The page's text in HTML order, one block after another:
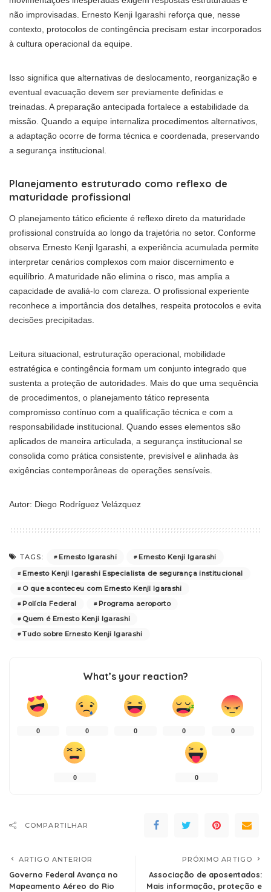
não improvisadas. Ernesto Kenji Igarashi reforça que, nesse
contexto, protocolos de contingência precisam estar incorporados
à cultura operacional da equipe.
Isso significa que alternativas de deslocamento, reorganização e
eventual evacuação devem ser previamente definidas e
treinadas. A preparação antecipada fortalece a estabilidade da
missão. Quando a equipe internaliza procedimentos alternativos,
a adaptação ocorre de forma técnica e coordenada, preservando
a segurança institucional.
Planejamento estruturado como reflexo de
maturidade profissional
O planejamento tático eficiente é reflexo direto da maturidade
profissional construída ao longo da trajetória no setor. Conforme
observa Ernesto Kenji Igarashi, a experiência acumulada permite
interpretar cenários complexos com maior discernimento e
equilíbrio. A maturidade não elimina o risco, mas amplia a
capacidade de avaliá-lo com clareza. O profissional experiente
reconhece a importância dos detalhes, respeita protocolos e evita
decisões precipitadas.
Leitura situacional, estruturação operacional, mobilidade
estratégica e contingência formam um conjunto integrado que
sustenta a proteção de autoridades. Mais do que uma sequência
de procedimentos, o planejamento tático representa
compromisso contínuo com a qualificação técnica e com a
responsabilidade institucional. Quando esses elementos são
aplicados de maneira articulada, a segurança institucional se
consolida como prática consistente, previsível e alinhada às
exigências contemporâneas de operações sensíveis.
Autor: Diego Rodríguez Velázquez
TAGS: Ernesto Igarashi
Ernesto Kenji Igarashi
Ernesto Kenji Igarashi Especialista de segurança institucional
O que aconteceu com Ernesto Kenji Igarashi
Polícia Federal
Programa aeroporto
Quem é Ernesto Kenji Igarashi
Tudo sobre Ernesto Kenji Igarashi
What’s your reaction?
0 0 0 0 0
0 0
COMPARTILHAR
ARTIGO ANTERIOR
Governo Federal Avança no
Mapeamento Aéreo do Rio
PRÓXIMO ARTIGO
Associação de aposentados:
Mais informação, proteção e